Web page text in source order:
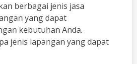
berbagai jenis jasa
yang dapat
kebutuhan Anda.
jenis lapangan yang dapat